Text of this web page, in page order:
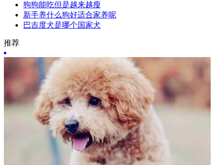
狗狗能吃但是越来越瘦
新手养什么狗好适合家养呢
巴吉度犬是哪个国家犬
推荐